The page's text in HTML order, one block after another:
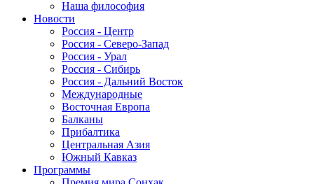
Наша философия
Новости
Россия - Центр
Россия - Северо-Запад
Россия - Урал
Россия - Сибирь
Россия - Дальний Восток
Международные
Восточная Европа
Балканы
Прибалтика
Центральная Азия
Южный Кавказ
Программы